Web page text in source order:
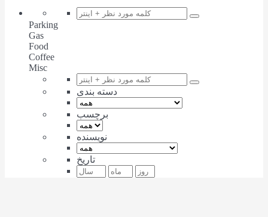
Parking
Gas
Food
Coffee
Misc
دسته بندی
برچسب
نویسنده
تاریخ